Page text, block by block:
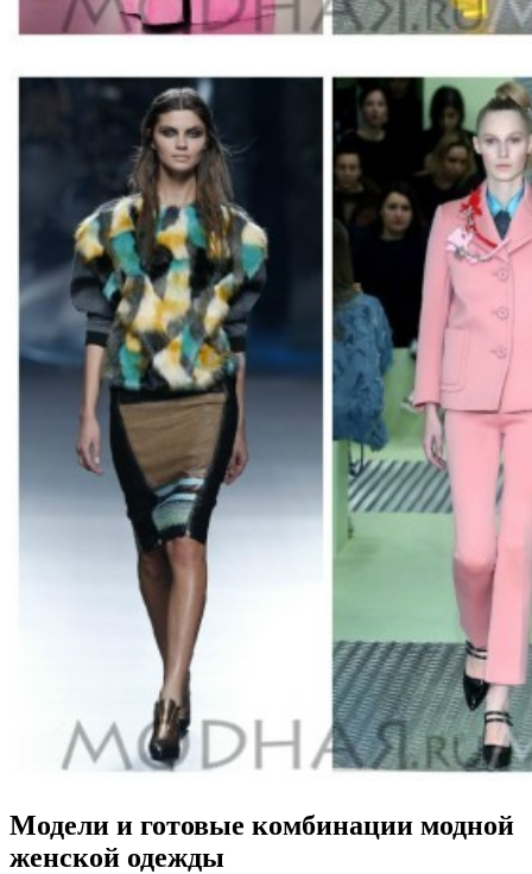
Модели и готовые комбинации модной
женской одежды